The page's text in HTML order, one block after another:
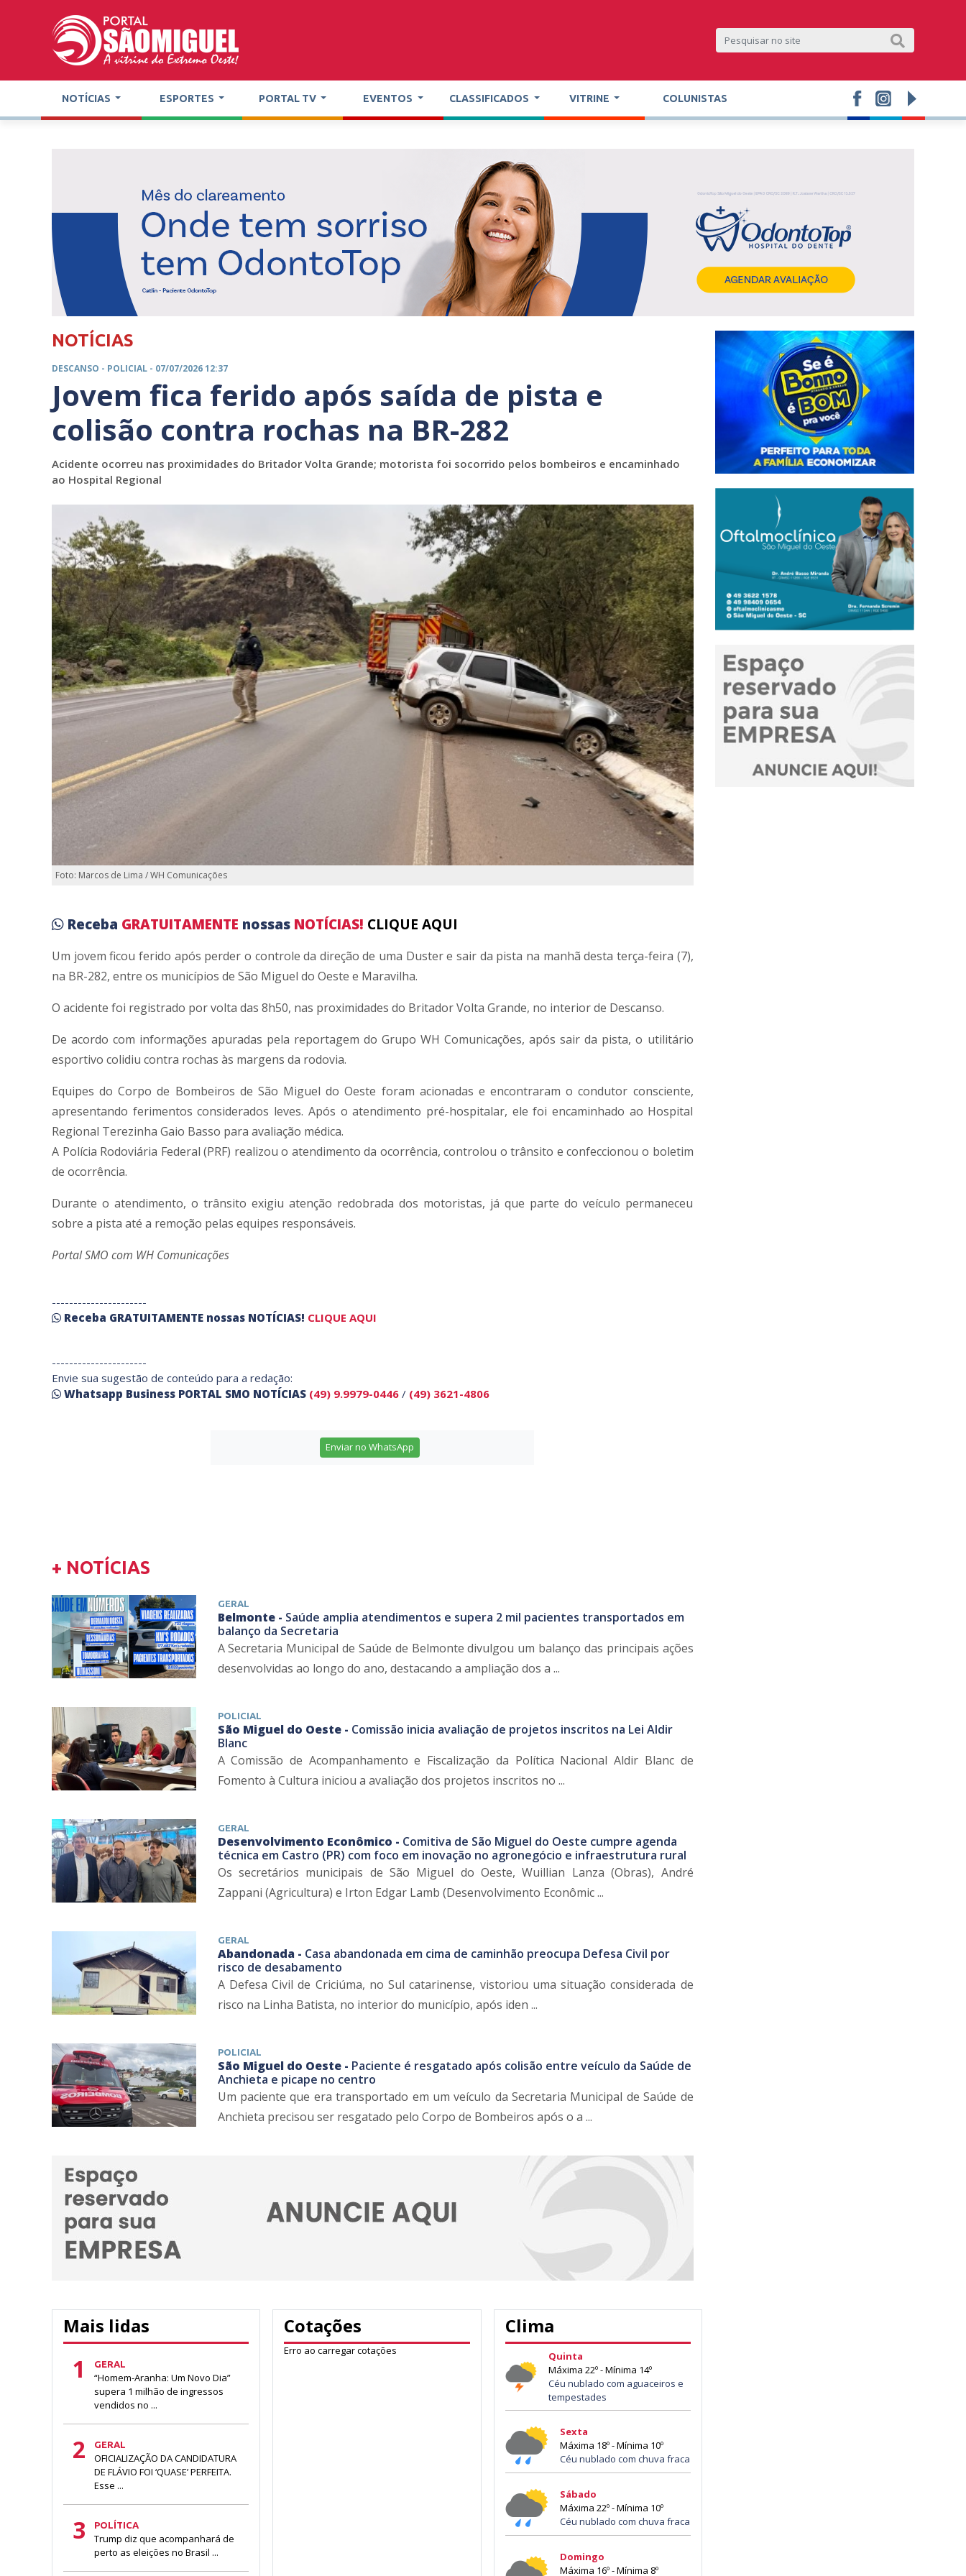
NOTÍCIAS ESPORTES PORTAL TV EVENTOS CLASSIFICADOS VITRINE COLUNISTAS
NOTÍCIAS
DESCANSO - POLICIAL - 07/07/2026 12:37
Jovem fica ferido após saída de pista e
colisão contra rochas na BR-282
Acidente ocorreu nas proximidades do Britador Volta Grande; motorista foi socorrido pelos bombeiros e encaminhado
ao Hospital Regional
Foto: Marcos de Lima / WH Comunicações
Receba GRATUITAMENTE nossas NOTÍCIAS! CLIQUE AQUI
Um jovem ficou ferido após perder o controle da direção de uma Duster e sair da pista na manhã desta terça-feira (7),
na BR-282, entre os municípios de São Miguel do Oeste e Maravilha.
O acidente foi registrado por volta das 8h50, nas proximidades do Britador Volta Grande, no interior de Descanso.
De acordo com informações apuradas pela reportagem do Grupo WH Comunicações, após sair da pista, o utilitário
esportivo colidiu contra rochas às margens da rodovia.
Equipes do Corpo de Bombeiros de São Miguel do Oeste foram acionadas e encontraram o condutor consciente,
apresentando ferimentos considerados leves. Após o atendimento pré-hospitalar, ele foi encaminhado ao Hospital
Regional Terezinha Gaio Basso para avaliação médica.
A Polícia Rodoviária Federal (PRF) realizou o atendimento da ocorrência, controlou o trânsito e confeccionou o boletim
de ocorrência.
Durante o atendimento, o trânsito exigiu atenção redobrada dos motoristas, já que parte do veículo permaneceu
sobre a pista até a remoção pelas equipes responsáveis.
Portal SMO com WH Comunicações
----------------------
Receba GRATUITAMENTE nossas NOTÍCIAS! CLIQUE AQUI
----------------------
Envie sua sugestão de conteúdo para a redação:
Whatsapp Business PORTAL SMO NOTÍCIAS (49) 9.9979-0446 / (49) 3621-4806
Enviar no WhatsApp
+ NOTÍCIAS
GERAL
Belmonte - Saúde amplia atendimentos e supera 2 mil pacientes transportados em
balanço da Secretaria
A Secretaria Municipal de Saúde de Belmonte divulgou um balanço das principais ações
desenvolvidas ao longo do ano, destacando a ampliação dos a ...
POLICIAL
São Miguel do Oeste - Comissão inicia avaliação de projetos inscritos na Lei Aldir
Blanc
A Comissão de Acompanhamento e Fiscalização da Política Nacional Aldir Blanc de
Fomento à Cultura iniciou a avaliação dos projetos inscritos no ...
GERAL
Desenvolvimento Econômico - Comitiva de São Miguel do Oeste cumpre agenda
técnica em Castro (PR) com foco em inovação no agronegócio e infraestrutura rural
Os secretários municipais de São Miguel do Oeste, Wuillian Lanza (Obras), André
Zappani (Agricultura) e Irton Edgar Lamb (Desenvolvimento Econômic ...
GERAL
Abandonada - Casa abandonada em cima de caminhão preocupa Defesa Civil por
risco de desabamento
A Defesa Civil de Criciúma, no Sul catarinense, vistoriou uma situação considerada de
risco na Linha Batista, no interior do município, após iden ...
POLICIAL
São Miguel do Oeste - Paciente é resgatado após colisão entre veículo da Saúde de
Anchieta e picape no centro
Um paciente que era transportado em um veículo da Secretaria Municipal de Saúde de
Anchieta precisou ser resgatado pelo Corpo de Bombeiros após o a ...
Mais lidas
1 GERAL
“Homem-Aranha: Um Novo Dia”
supera 1 milhão de ingressos
vendidos no ...
2 GERAL
OFICIALIZAÇÃO DA CANDIDATURA
DE FLÁVIO FOI ‘QUASE’ PERFEITA.
Esse ...
3 POLÍTICA
Trump diz que acompanhará de
perto as eleições no Brasil ...
Cotações
Erro ao carregar cotações
Clima
Quinta
Máxima 22º - Mínima 14º
Céu nublado com aguaceiros e
tempestades
Sexta
Máxima 18º - Mínima 10º
Céu nublado com chuva fraca
Sábado
Máxima 22º - Mínima 10º
Céu nublado com chuva fraca
Domingo
Máxima 16º - Mínima 8º